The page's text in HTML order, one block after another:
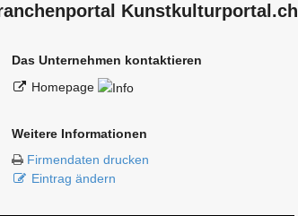
Kunstkulturportal.ch
Das Unternehmen kontaktieren
Homepage
Weitere Informationen
Firmendaten drucken
Eintrag ändern